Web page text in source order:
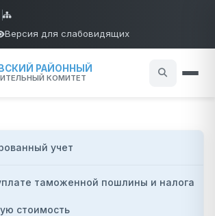
содержанию
новом окне)
в новом окне)
в новом окне)
в новом окне)
Версия для слабовидящих
РАЙОННЫЙ
КОМИТЕТ Основная
учет
таможенной пошлины и налога
стоимость